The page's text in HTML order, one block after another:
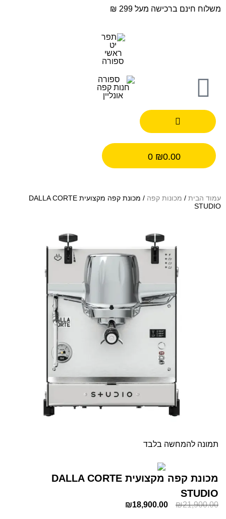
משלוח חינם ברכישה מעל 299 ₪
₪0.00
0
עמוד הבית / מכונות קפה
/ מכונת קפה מקצועית DALLA CORTE
STUDIO
תמונה להמחשה בלבד
מכונת קפה מקצועית DALLA CORTE
STUDIO
₪21,900.00
₪18,900.00